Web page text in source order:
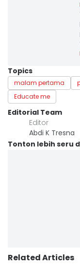
Topics
malam pertama
Educate me
Editorial Team
Editor
Abdi K Tresna
Tonton lebih seru
Related Articles